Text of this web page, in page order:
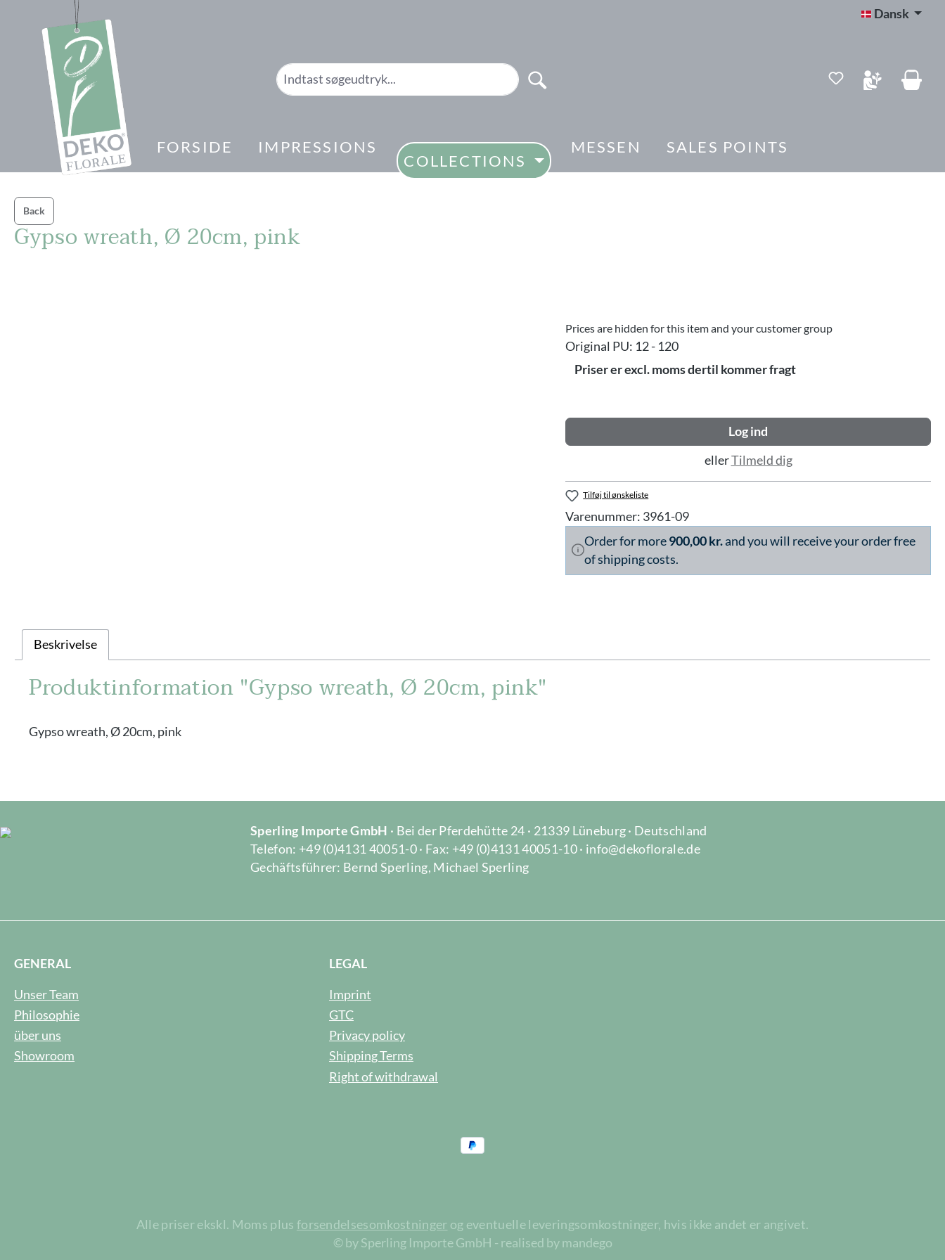
Gå til hovednavigation Dansk
Du har 0
FORSIDE IMPRESSIONS
COLLECTIONS
MESSEN SALES POINTS
Back
Gypso wreath, Ø 20cm, pink
Prices are hidden for this item and your customer group
Original PU: 12 - 120
Priser er excl. moms dertil kommer fragt
Log ind
ellerTilmeld dig
Tilføj til ønskeliste
Varenummer: 3961-09
Order for more900,00 kr.and you will receive your order free
of shipping costs.
Beskrivelse
Produktinformation "Gypso wreath, Ø 20cm, pink"
Gypso wreath, Ø 20cm, pink
Sperling Importe GmbH · Bei der Pferdehütte 24 · 21339 Lüneburg · Deutschland
Telefon: +49 (0)4131 40051-0 · Fax: +49 (0)4131 40051-10 · info@dekoflorale.de
Gechäftsführer: Bernd Sperling, Michael Sperling
GENERAL
Unser Team
Philosophie
über uns
Showroom
LEGAL
Imprint
GTC
Privacy policy
Shipping Terms
Right of withdrawal
Alle priser ekskl. Moms plus forsendelsesomkostninger og eventuelle leveringsomkostninger, hvis ikke andet er angivet.
© by Sperling Importe GmbH - realised by mandego